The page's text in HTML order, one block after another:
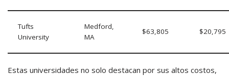
Tufts
University
Medford,
MA
$63,805 $20,795
Estas universidades no solo destacan por sus altos costos,